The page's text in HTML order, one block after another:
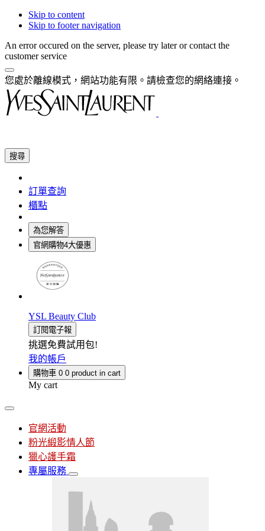
Skip to content
Skip to footer navigation
An error occured on the server, please try later or contact the
customer service
您處於離線模式，網站功能有限。請檢查您的網絡連接。
搜尋
訂單查詢
櫃點
為您解答
官網購物4大優惠
YSL Beauty Club
訂閱電子報
挑選免費試用包!
我的帳戶
購物車 0 0 product in cart
My cart
官網活動
粉光緞影情人節
獵心護手霜
專屬服務